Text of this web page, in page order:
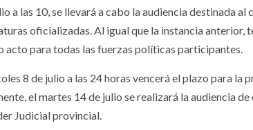
a las 10, se llevará a cabo la audiencia destinada
oficializadas. Al igual que la instancia anterior,
acto para todas las fuerzas políticas participantes.
8 de julio a las 24 horas vencerá el plazo para la
el martes 14 de julio se realizará la audiencia
Judicial provincial.